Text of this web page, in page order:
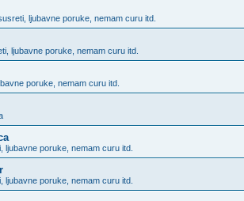
ljubavne poruke, nemam curu itd.
ljubavne poruke, nemam curu itd.
poruke, nemam curu itd.
ljubavne poruke, nemam curu itd.
ljubavne poruke, nemam curu itd.